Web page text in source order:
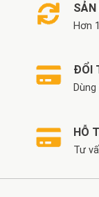
Hơn
ĐỔI
HỖ
Tư